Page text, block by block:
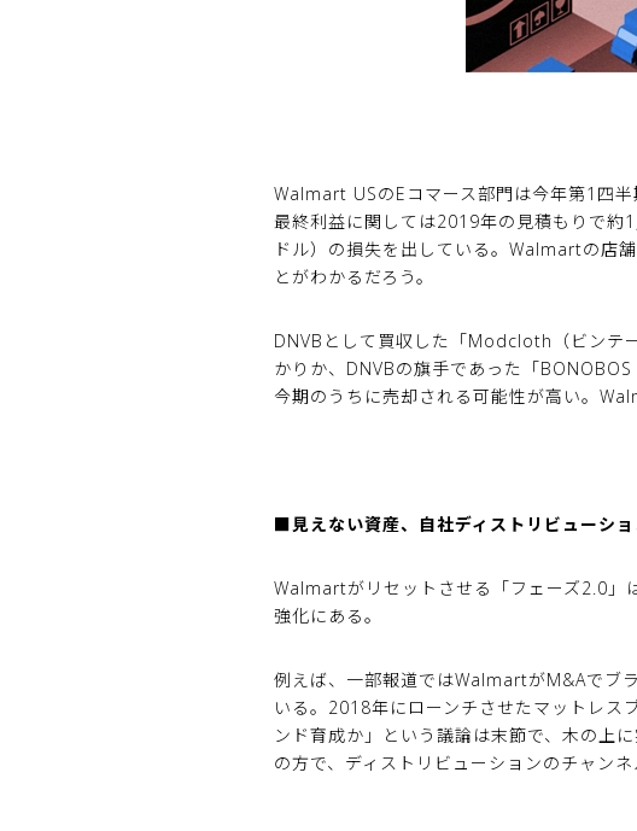
Walmart USのEコマース部門は今年第1四
最終利益に関しては2019年の見積もりで
ドル）の損失を出している。Walmartの店
とがわかるだろう。
DNVBとして買収した「Modcloth（ビンテ
かりか、DNVBの旗手であった「
今期のうちに売却される可能性が高い。
■見えない資産、自社ディストリビューシ
Walmartがリセットさせる「フェーズ2.0」
強化にある。
例えば、一部報道ではWalmartがM&Aでブ
いる。2018年にローンチさせたマットレス
ンド育成か」という議論は末節で、木の上
の方で、ディストリビューションのチャンネ